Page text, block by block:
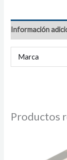
Información
Marca
Productos